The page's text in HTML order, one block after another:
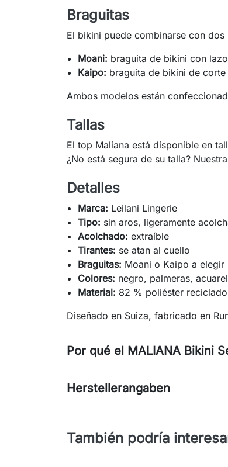
Braguitas
El bikini puede combinarse con
Moani: braguita de bikini con
Kaipo: braguita de bikini de corte
Ambos modelos están
Tallas
El top Maliana está disponible en
¿No está segura de su talla? Nuestra
Detalles
Marca: Leilani Lingerie
Tipo: sin aros, ligeramente
Acolchado: extraíble
Tirantes: se atan al cuello
Braguitas: Moani o Kaipo a elegir
Colores: negro, palmeras,
Material: 82 % poliéster
Diseñado en Suiza, fabricado en
Por qué el MALIANA Bikini
Herstellerangaben
También podría